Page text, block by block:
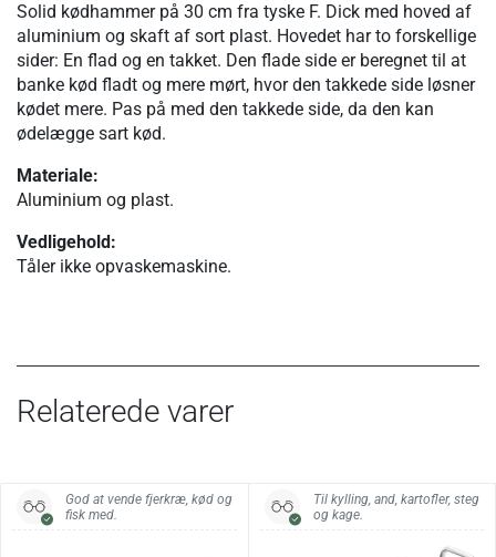
Solid kødhammer på 30 cm fra tyske F. Dick med hoved af
aluminium og skaft af sort plast. Hovedet har to forskellige
sider: En flad og en takket. Den flade side er beregnet til at
banke kød fladt og mere mørt, hvor den takkede side løsner
kødet mere. Pas på med den takkede side, da den kan
ødelægge sart kød.
Materiale:
Aluminium og plast.
Vedligehold:
Tåler ikke opvaskemaskine.
Relaterede varer
God at vende fjerkræ, kød og
fisk med.
Til kylling, and, kartofler, steg
og kage.